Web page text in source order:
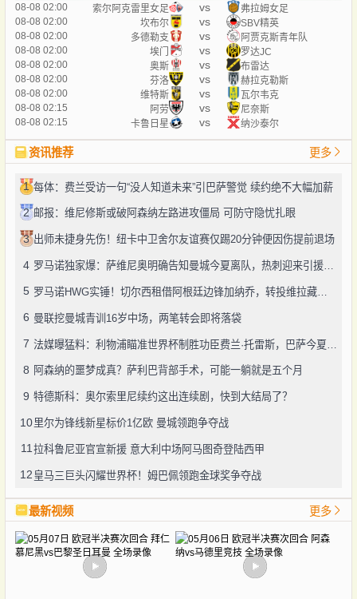
08-08 02:00 索尔阿克雷里女足 vs
弗拉姆女足
08-08 02:00
坎布尔 vs
SBV精英
08-08 02:00
多德勒支 vs
阿贾克斯青年队
08-08 02:00
埃门 vs
罗达JC
08-08 02:00
奥斯 vs
布雷达
08-08 02:00
芬洛 vs
赫拉克勒斯
08-08 02:00
维特斯 vs
瓦尔韦克
08-08 02:15
阿劳 vs
尼奈斯
08-08 02:15
卡鲁日星 vs 纳沙泰尔
资讯推荐 更多
1 每体：费兰受访一句“没人知道未来”引巴萨警觉 续约绝不大幅加薪
2 邮报：维尼修斯或破阿森纳左路进攻僵局 可防守隐忧扎眼
3 出师未捷身先伤！纽卡中卫舍尔友谊赛仅踢20分钟便因伤提前退场
4 罗马诺独家爆：萨维尼奥明确告知曼城今夏离队，热刺迎来引援良机
5 罗马诺HWG实锤！切尔西租借阿根廷边锋加纳乔，转投维拉藏连锁效应？
6 曼联挖曼城青训16岁中场，两笔转会即将落袋
7
8 阿森纳的噩梦成真？萨利巴背部手术，可能一躺就是五个月
9 特德斯科：奥尔索里尼续约这出连续剧，快到大结局了？
10里尔为锋线新星标价1亿欧 曼城领跑争夺战
11拉科鲁尼亚官宣新援 意大利中场阿马图奇登陆西甲
12 皇马三巨头闪耀世界杯！姆巴佩领跑金球奖争夺战
最新视频 更多